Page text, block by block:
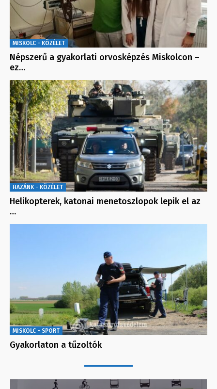
MISKOLC - KÖZÉLET
Népszerű a gyakorlati orvosképzés Miskolcon –
ez…
HAZÁNK - KÖZÉLET
Helikopterek, katonai menetoszlopok lepik el az
…
MISKOLC - SPORT
Gyakorlaton a tűzoltók